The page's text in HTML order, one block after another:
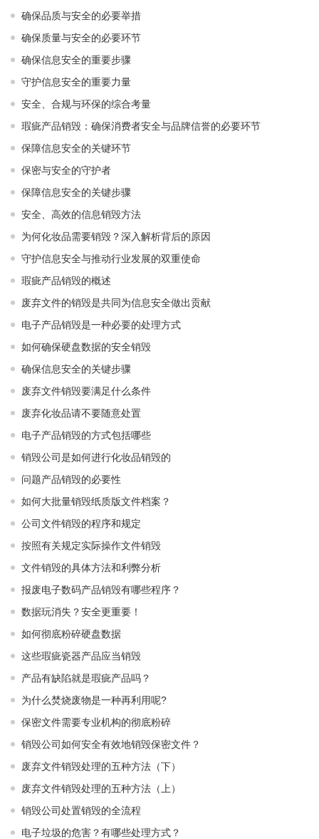
确保品质与安全的必要举措
确保质量与安全的必要环节
确保信息安全的重要步骤
守护信息安全的重要力量
安全、合规与环保的综合考量
瑕疵产品销毁：确保消费者安全与品牌信誉的必要环节
保障信息安全的关键环节
保密与安全的守护者
保障信息安全的关键步骤
安全、高效的信息销毁方法
为何化妆品需要销毁？深入解析背后的原因
守护信息安全与推动行业发展的双重使命
瑕疵产品销毁的概述
废弃文件的销毁是共同为信息安全做出贡献
电子产品销毁是一种必要的处理方式
如何确保硬盘数据的安全销毁
确保信息安全的关键步骤
废弃文件销毁要满足什么条件
废弃化妆品请不要随意处置
电子产品销毁的方式包括哪些
销毁公司是如何进行化妆品销毁的
问题产品销毁的必要性
如何大批量销毁纸质版文件档案？
公司文件销毁的程序和规定
按照有关规定实际操作文件销毁
文件销毁的具体方法和利弊分析
报废电子数码产品销毁有哪些程序？
数据玩消失？安全更重要！
如何彻底粉碎硬盘数据
这些瑕疵瓷器产品应当销毁
产品有缺陷就是瑕疵产品吗？
为什么焚烧废物是一种再利用呢?
保密文件需要专业机构的彻底粉碎
销毁公司如何安全有效地销毁保密文件？
废弃文件销毁处理的五种方法（下）
废弃文件销毁处理的五种方法（上）
销毁公司处置销毁的全流程
电子垃圾的危害？有哪些处理方式？